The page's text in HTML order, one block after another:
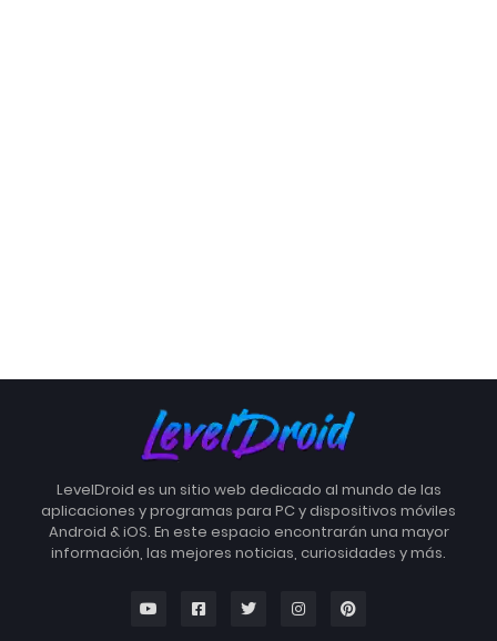
LevelDroid es un sitio web dedicado al mundo de las
aplicaciones y programas para PC y dispositivos móviles
Android & iOS. En este espacio encontrarán una mayor
información, las mejores noticias, curiosidades y más.